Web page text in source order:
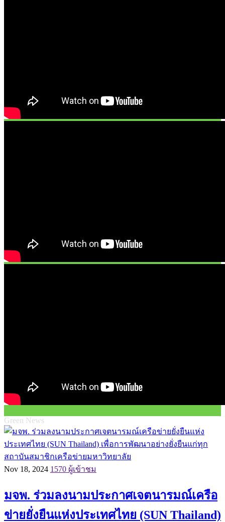
Green News
Nov 18, 2024 1570 ผู้เข้าชม
มจพ. ร่วมลงนามประกาศเจตนารมณ์เครือ
ข่ายยั่งยืนแห่งประเทศไทย (SUN Thailand)